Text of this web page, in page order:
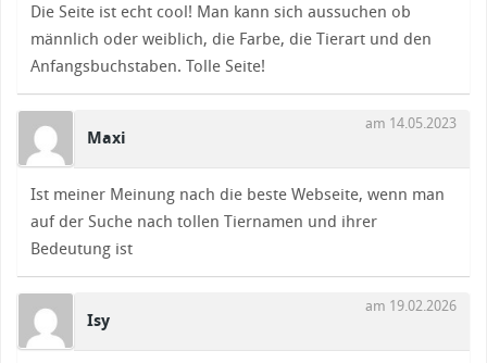
Die Seite ist echt cool! Man kann sich aussuchen ob
männlich oder weiblich, die Farbe, die Tierart und den
Anfangsbuchstaben. Tolle Seite!
Maxi
am 14.05.2023
Ist meiner Meinung nach die beste Webseite, wenn man
auf der Suche nach tollen Tiernamen und ihrer
Bedeutung ist
Isy
am 19.02.2026